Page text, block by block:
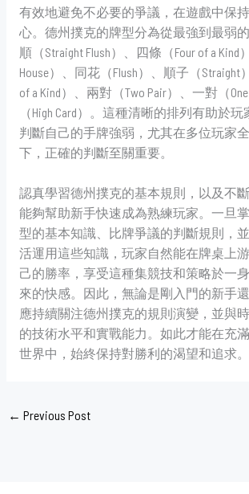
有效地避免不必要的爭議，在遊戲中保
心。德州撲克的牌型分為從最強到最弱
順（Straight Flush）、四條（Four of a Kind
House）、同花（Flush）、順子（Straight
of a Kind）、兩對（Two Pair）、一對（
（High Card）。這種清晰的排列有助於
判斷自己的手牌強弱，尤其在多位玩家
下，正確的判斷至關重要。
認真學習德州撲克的基本規則，以及不斷
能夠幫助新手快速成為熟練玩家。一旦
型的基本知識、比牌爭議的判斷規則，
活運用這些知識，玩家自然能在牌桌上
己的勝率，享受這種集競技和策略於一
來的快感。因此，無論是剛入門的新手
應持續關注德州撲克的規則演變，並與
的技術水平和實戰能力。如此才能在充
世界中，始終保持對勝利的渴望和追求。
← Previous Post